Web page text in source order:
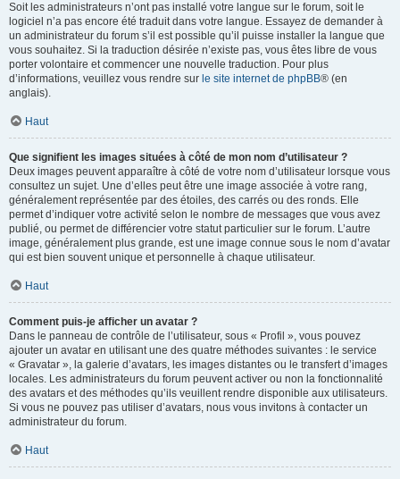
Soit les administrateurs n’ont pas installé votre langue sur le forum, soit le
logiciel n’a pas encore été traduit dans votre langue. Essayez de demander à
un administrateur du forum s’il est possible qu’il puisse installer la langue que
vous souhaitez. Si la traduction désirée n’existe pas, vous êtes libre de vous
porter volontaire et commencer une nouvelle traduction. Pour plus
d’informations, veuillez vous rendre sur le site internet de phpBB® (en
anglais).
Haut
Que signifient les images situées à côté de mon nom d’utilisateur ?
Deux images peuvent apparaître à côté de votre nom d’utilisateur lorsque vous
consultez un sujet. Une d’elles peut être une image associée à votre rang,
généralement représentée par des étoiles, des carrés ou des ronds. Elle
permet d’indiquer votre activité selon le nombre de messages que vous avez
publié, ou permet de différencier votre statut particulier sur le forum. L’autre
image, généralement plus grande, est une image connue sous le nom d’avatar
qui est bien souvent unique et personnelle à chaque utilisateur.
Haut
Comment puis-je afficher un avatar ?
Dans le panneau de contrôle de l’utilisateur, sous « Profil », vous pouvez
ajouter un avatar en utilisant une des quatre méthodes suivantes : le service
« Gravatar », la galerie d’avatars, les images distantes ou le transfert d’images
locales. Les administrateurs du forum peuvent activer ou non la fonctionnalité
des avatars et des méthodes qu’ils veuillent rendre disponible aux utilisateurs.
Si vous ne pouvez pas utiliser d’avatars, nous vous invitons à contacter un
administrateur du forum.
Haut